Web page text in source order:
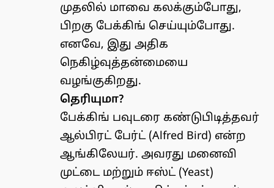
முதலில் மாவை கலக்கும்போது,
பிறகு பேக்கிங் செய்யும்போது.
எனவே, இது அதிக
நெகிழ்வுத்தன்மையை
வழங்குகிறது.
தெரியுமா?
பேக்கிங் பவுடரை கண்டுபிடித்தவர்
ஆல்பிரட் பேர்ட் (Alfred Bird) என்ற
ஆங்கிலேயர். அவரது மனைவி
முட்டை மற்றும் ஈஸ்ட் (Yeast)